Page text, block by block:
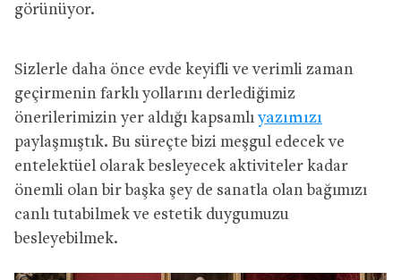
görünüyor.
Sizlerle daha önce evde keyifli ve verimli zaman
geçirmenin farklı yollarını derlediğimiz
önerilerimizin yer aldığı kapsamlı yazımızı
paylaşmıştık. Bu süreçte bizi meşgul edecek ve
entelektüel olarak besleyecek aktiviteler kadar
önemli olan bir başka şey de sanatla olan bağımızı
canlı tutabilmek ve estetik duygumuzu
besleyebilmek.